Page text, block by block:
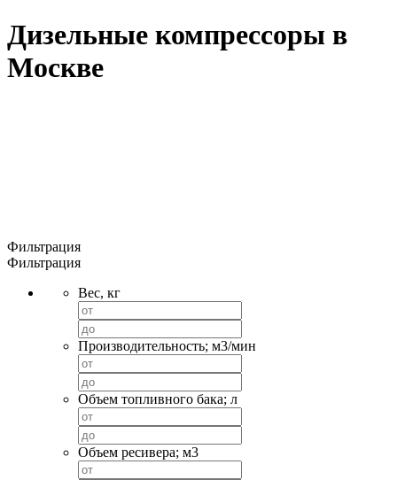
Дизельные компрессоры в
Москве
Фильтрация
Фильтрация
Вес, кг
Производительность; м3/мин
Объем топливного бака; л
Объем ресивера; м3